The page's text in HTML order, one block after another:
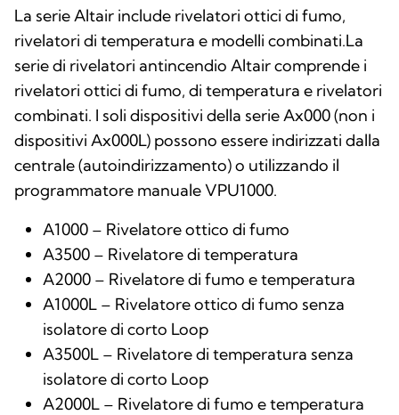
La serie Altair include rivelatori ottici di fumo,
rivelatori di temperatura e modelli combinati.La
serie di rivelatori antincendio Altair comprende i
rivelatori ottici di fumo, di temperatura e rivelatori
combinati. I soli dispositivi della serie Ax000 (non i
dispositivi Ax000L) possono essere indirizzati dalla
centrale (autoindirizzamento) o utilizzando il
programmatore manuale VPU1000.
A1000 – Rivelatore ottico di fumo
A3500 – Rivelatore di temperatura
A2000 – Rivelatore di fumo e temperatura
A1000L – Rivelatore ottico di fumo senza
isolatore di corto Loop
A3500L – Rivelatore di temperatura senza
isolatore di corto Loop
A2000L – Rivelatore di fumo e temperatura